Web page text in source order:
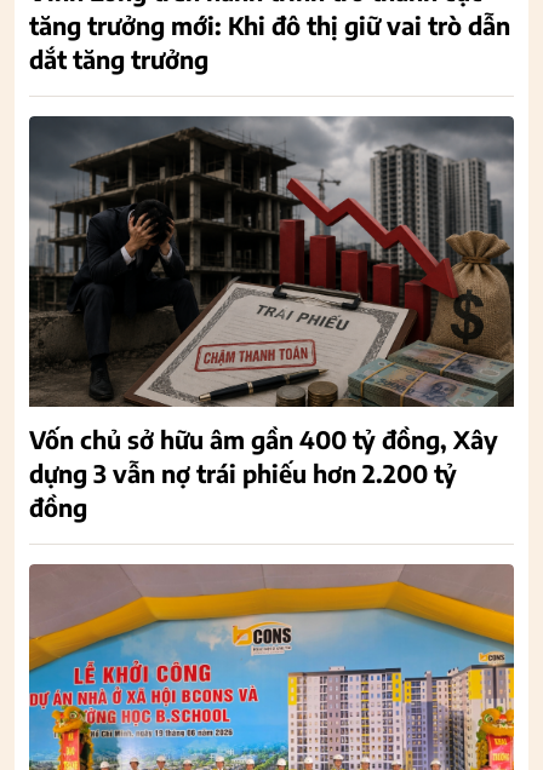
tăng trưởng mới: Khi đô thị giữ vai trò dẫn
dắt tăng trưởng
Vốn chủ sở hữu âm gần 400 tỷ đồng, Xây
dựng 3 vẫn nợ trái phiếu hơn 2.200 tỷ
đồng